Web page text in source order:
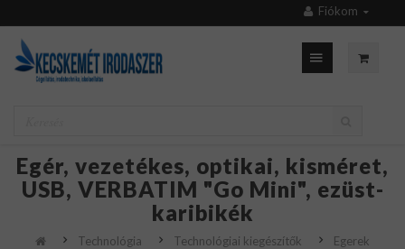
Fiókom
Egér, vezetékes, optikai, kisméret,
USB, VERBATIM "Go Mini", ezüst-
karibikék
Technológia Technológiai kiegészítők
Egerek